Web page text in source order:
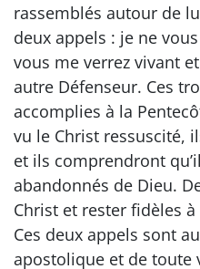
rassemblés autour de
deux appels : je ne
vous me verrez vivant
autre Défenseur. Ces
accomplies à la
vu le Christ ressuscité,
et ils comprendront
abandonnés de Dieu.
Christ et rester fidèles
Ces deux appels sont
apostolique et de toute